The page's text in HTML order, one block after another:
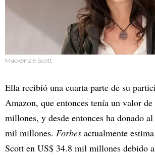
Mackenzie Scott
Ella recibió una cuarta parte de su
Amazon, que entonces tenía un valor
millones, y desde entonces ha donado
mil millones. Forbes actualmente
Scott en US$ 34.8 mil millones debido